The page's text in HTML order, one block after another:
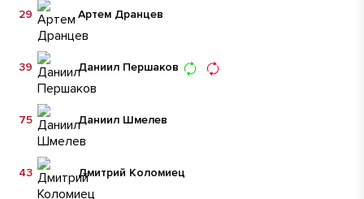
Артем Дранцев
29
Даниил Першаков
39
Даниил Шмелев
75
Дмитрий Коломиец
43